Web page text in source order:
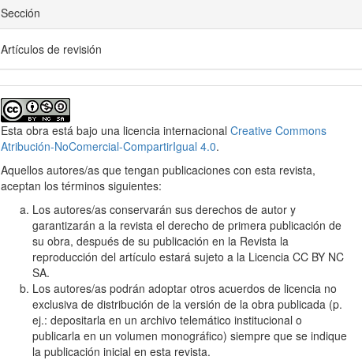
Sección
Artículos de revisión
Esta obra está bajo una licencia internacionalCreative Commons
Atribución-NoComercial-CompartirIgual 4.0.
Aquellos autores/as que tengan publicaciones con esta revista,
aceptan los términos siguientes:
Los autores/as conservarán sus derechos de autor y
garantizarán a la revista el derecho de primera publicación de
su obra, después de su publicación en la Revista la
reproducción del artículo estará sujeto a la Licencia CC BY NC
SA.
Los autores/as podrán adoptar otros acuerdos de licencia no
exclusiva de distribución de la versión de la obra publicada (p.
ej.: depositarla en un archivo telemático institucional o
publicarla en un volumen monográfico) siempre que se indique
la publicación inicial en esta revista.